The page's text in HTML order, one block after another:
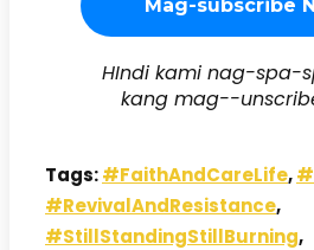
HIndi kami nag-spa-
kang mag--
Tags:#FaithAndCareLife,
#RevivalAndResistance,
#StillStandingStillBurning,